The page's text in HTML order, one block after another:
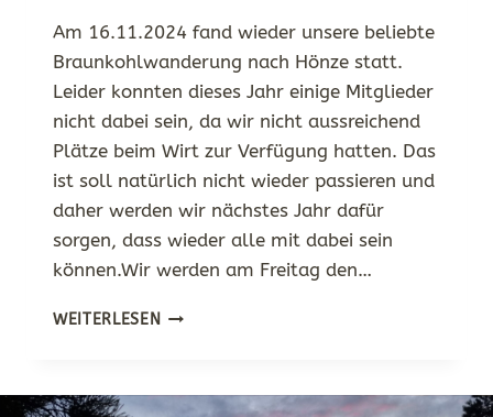
Am 16.11.2024 fand wieder unsere beliebte
Braunkohlwanderung nach Hönze statt.
Leider konnten dieses Jahr einige Mitglieder
nicht dabei sein, da wir nicht aussreichend
Plätze beim Wirt zur Verfügung hatten. Das
ist soll natürlich nicht wieder passieren und
daher werden wir nächstes Jahr dafür
sorgen, dass wieder alle mit dabei sein
können.Wir werden am Freitag den…
WEITERLESENBRAUNKOHLWANDERUNG